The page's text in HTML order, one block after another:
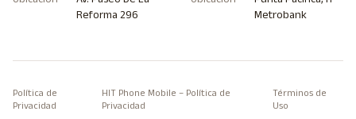
Reforma 296
Metrobank
Política de
Privacidad
HIT Phone Mobile – Política de
Privacidad
Términos de
Uso